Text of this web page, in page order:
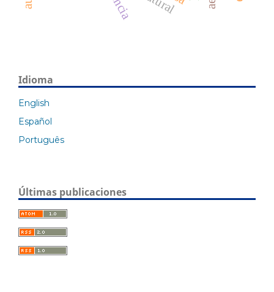
Idioma
English
Español
Português
Últimas publicaciones